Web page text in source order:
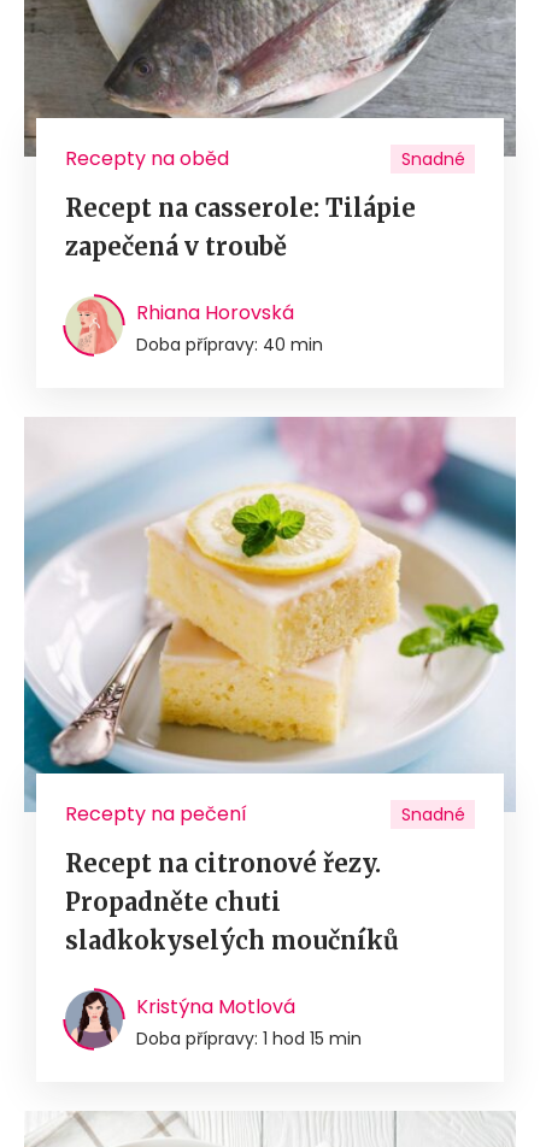
Recepty na oběd Snadné
Recept na casserole: Tilápie
zapečená v troubě
Rhiana Horovská
Doba přípravy: 40 min
Recepty na pečení Snadné
Recept na citronové řezy.
Propadněte chuti
sladkokyselých moučníků
Kristýna Motlová
Doba přípravy: 1 hod 15 min